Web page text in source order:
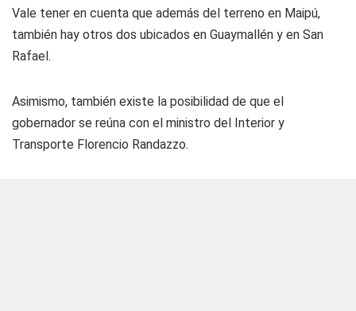
Vale tener en cuenta que además del terreno en Maipú,
también hay otros dos ubicados en Guaymallén y en San
Rafael.
Asimismo, también existe la posibilidad de que el
gobernador se reúna con el ministro del Interior y
Transporte Florencio Randazzo.